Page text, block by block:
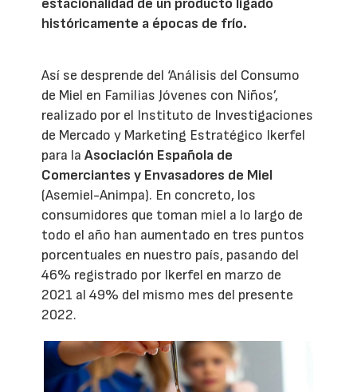
estacionalidad de un producto ligado
históricamente a épocas de frío.
Así se desprende del ‘Análisis del Consumo
de Miel en Familias Jóvenes con Niños’,
realizado por el Instituto de Investigaciones
de Mercado y Marketing Estratégico Ikerfel
para laAsociación Española de
Comerciantes y Envasadores de Miel
(Asemiel-Animpa). En concreto, los
consumidores que toman miel a lo largo de
todo el año han aumentado en tres puntos
porcentuales en nuestro país, pasando del
46% registrado por Ikerfel en marzo de
2021 al 49% del mismo mes del presente
2022.